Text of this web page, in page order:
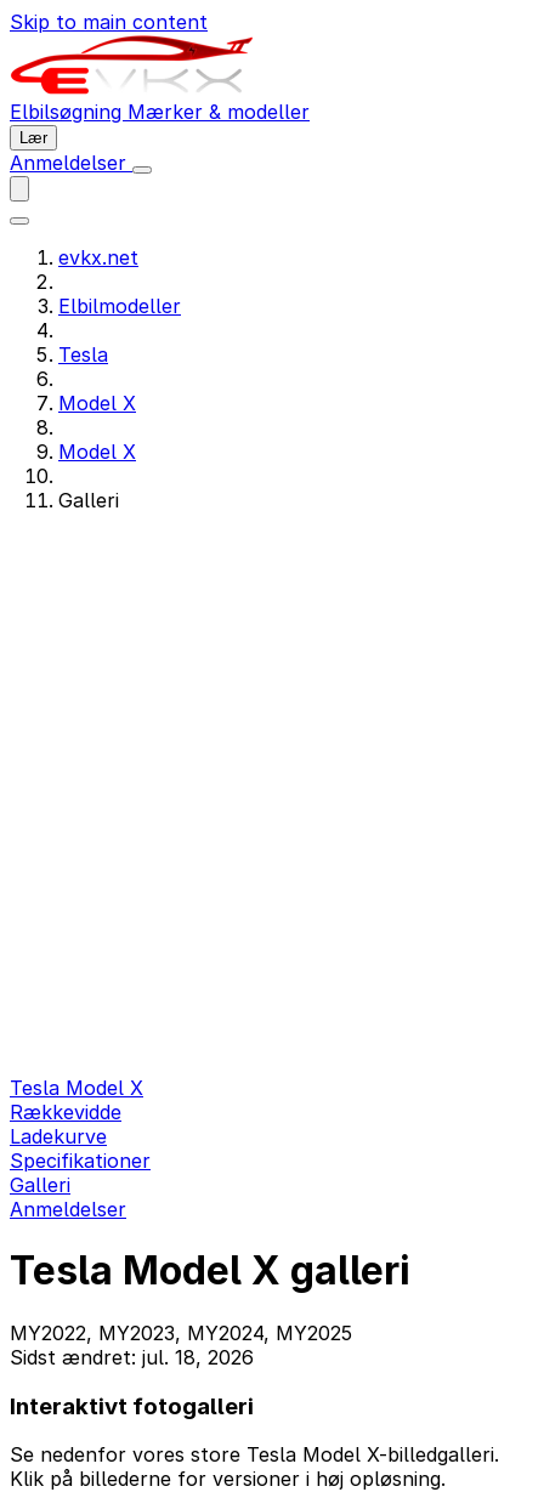
Skip to main content
Elbilsøgning Mærker & modeller
Lær
Anmeldelser
evkx.net
Elbilmodeller
Tesla
Model X
Model X
Galleri
Tesla Model X
Rækkevidde
Ladekurve
Specifikationer
Galleri
Anmeldelser
Tesla Model X galleri
MY2022, MY2023, MY2024, MY2025
Sidst ændret: jul. 18, 2026
Interaktivt fotogalleri
Se nedenfor vores store Tesla Model X-billedgalleri.
Klik på billederne for versioner i høj opløsning.